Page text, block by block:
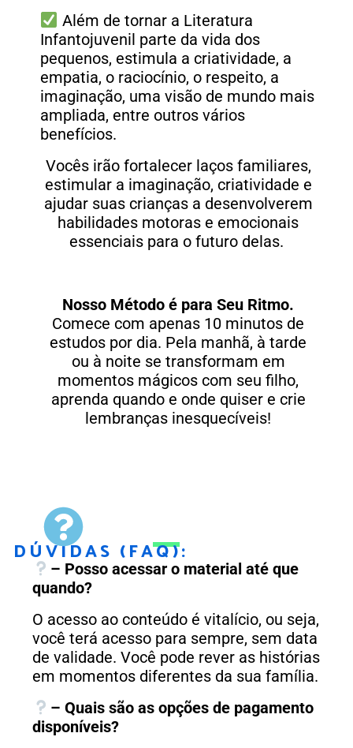
Além de tornar a Literatura
Infantojuvenil parte da vida dos
pequenos, estimula a criatividade, a
empatia, o raciocínio, o respeito, a
imaginação, uma visão de mundo mais
ampliada, entre outros vários
benefícios.
Vocês irão fortalecer laços familiares,
estimular a imaginação, criatividade e
ajudar suas crianças a desenvolverem
habilidades motoras e emocionais
essenciais para o futuro delas.
Nosso Método é para Seu Ritmo.
Comece com apenas 10 minutos de
estudos por dia. Pela manhã, à tarde
ou à noite se transformam em
momentos mágicos com seu filho,
aprenda quando e onde quiser e crie
lembranças inesquecíveis!
DÚVIDAS (FAQ):
– Posso acessar o material até que
quando?
O acesso ao conteúdo é vitalício, ou seja,
você terá acesso para sempre, sem data
de validade. Você pode rever as histórias
em momentos diferentes da sua família.
– Quais são as opções de pagamento
disponíveis?